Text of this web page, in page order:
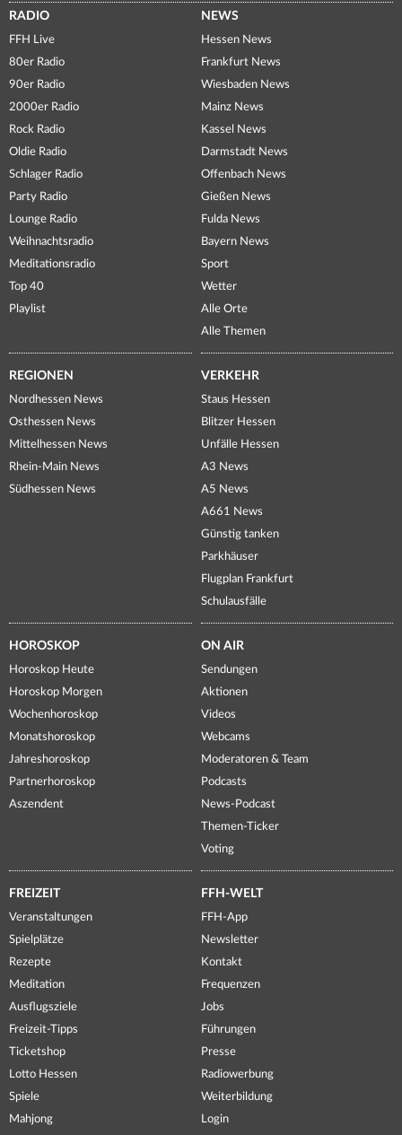
RADIO
FFH Live
80er Radio
90er Radio
2000er Radio
Rock Radio
Oldie Radio
Schlager Radio
Party Radio
Lounge Radio
Weihnachtsradio
Meditationsradio
Top 40
Playlist
NEWS
Hessen News
Frankfurt News
Wiesbaden News
Mainz News
Kassel News
Darmstadt News
Offenbach News
Gießen News
Fulda News
Bayern News
Sport
Wetter
Alle Orte
Alle Themen
REGIONEN
Nordhessen News
Osthessen News
Mittelhessen News
Rhein-Main News
Südhessen News
VERKEHR
Staus Hessen
Blitzer Hessen
Unfälle Hessen
A3 News
A5 News
A661 News
Günstig tanken
Parkhäuser
Flugplan Frankfurt
Schulausfälle
HOROSKOP
Horoskop Heute
Horoskop Morgen
Wochenhoroskop
Monatshoroskop
Jahreshoroskop
Partnerhoroskop
Aszendent
ON AIR
Sendungen
Aktionen
Videos
Webcams
Moderatoren & Team
Podcasts
News-Podcast
Themen-Ticker
Voting
FREIZEIT
Veranstaltungen
Spielplätze
Rezepte
Meditation
Ausflugsziele
Freizeit-Tipps
Ticketshop
Lotto Hessen
Spiele
Mahjong
FFH-WELT
FFH-App
Newsletter
Kontakt
Frequenzen
Jobs
Führungen
Presse
Radiowerbung
Weiterbildung
Login